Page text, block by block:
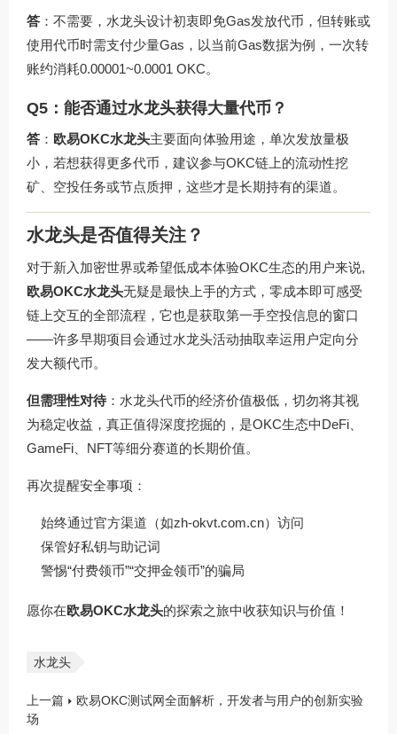
答 ：不需要，水龙头设计初衷即免Gas发放代币，但转账或
使用代币时需支付少量Gas，以当前Gas数据为例，一次转
账约消耗0.00001~0.0001 OKC。
Q5：能否通过水龙头获得大量代币？
答 ： 欧易OKC水龙头主要面向体验用途，单次发放量极
小，若想获得更多代币，建议参与OKC链上的流动性挖
矿、空投任务或节点质押，这些才是长期持有的渠道。
水龙头是否值得关注？
对于新入加密世界或希望低成本体验OKC生态的用户来说,
欧易OKC水龙头无疑是最快上手的方式，零成本即可感受
链上交互的全部流程，它也是获取第一手空投信息的窗口
——许多早期项目会通过水龙头活动抽取幸运用户定向分
发大额代币。
但需理性对待：水龙头代币的经济价值极低，切勿将其视
为稳定收益，真正值得深度挖掘的，是OKC生态中DeFi、
GameFi、NFT等细分赛道的长期价值。
再次提醒安全事项：
始终通过官方渠道（如zh-okvt.com.cn）访问
保管好私钥与助记词
警惕“付费领币”“交押金领币”的骗局
愿你在欧易OKC水龙头的探索之旅中收获知识与价值！
水龙头
上一篇
欧易OKC测试网全面解析，开发者与用户的创新实验
场